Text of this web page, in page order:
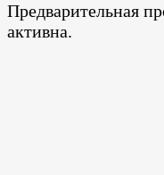
Предварительная
активна.